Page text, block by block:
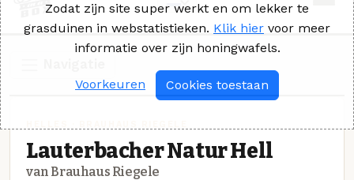
Lauterbacher Natur Hell
van Brauhaus Riegele
Zodat zijn site super werkt en om lekker te
grasduinen in webstatistieken. Klik hier voor meer
informatie over zijn honingwafels.
Voorkeuren Cookies toestaan